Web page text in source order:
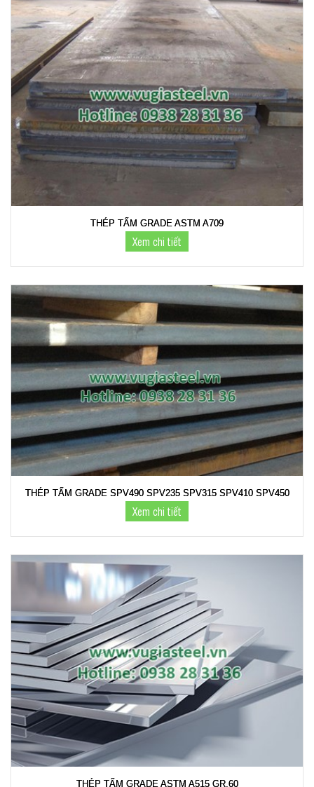
THÉP TẤM GRADE ASTM A709
Xem chi tiết
THÉP TẤM GRADE SPV490 SPV235 SPV315 SPV410 SPV450
Xem chi tiết
THÉP TẤM GRADE ASTM A515 GR.60